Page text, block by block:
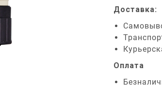
Доставка:
Оплата